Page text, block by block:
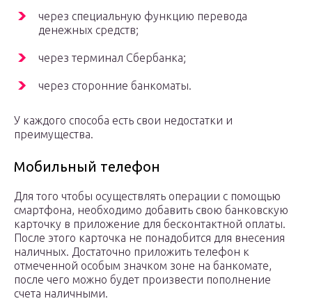
через специальную функцию перевода
денежных средств;
через терминал Сбербанка;
через сторонние банкоматы.
У каждого способа есть свои недостатки и
преимущества.
Мобильный телефон
Для того чтобы осуществлять операции с помощью
смартфона, необходимо добавить свою банковскую
карточку в приложение для бесконтактной оплаты.
После этого карточка не понадобится для внесения
наличных. Достаточно приложить телефон к
отмеченной особым значком зоне на банкомате,
после чего можно будет произвести пополнение
счета наличными.